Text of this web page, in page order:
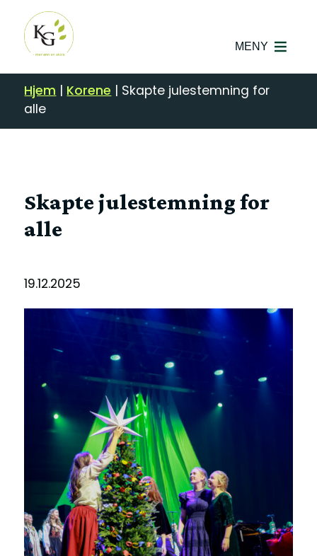
MENY
Hjem | Korene | Skapte julestemning for
alle
Skapte julestemning for
alle
19.12.2025